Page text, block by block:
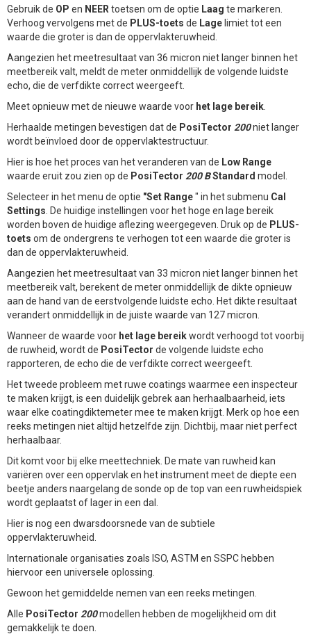
Gebruik de OP en NEER toetsen om de optie Laag te markeren.
Verhoog vervolgens met de PLUS-toets de Lagelimiet tot een
waarde die groter is dan de oppervlakteruwheid.
Aangezien het meetresultaat van 36 micron niet langer binnen het
meetbereik valt, meldt de meter onmiddellijk de volgende luidste
echo, die de verfdikte correct weergeeft.
Meet opnieuw met de nieuwe waarde voor het lage bereik
Herhaalde metingen bevestigen dat de PosiTector 200niet langer
wordt beïnvloed door de oppervlaktestructuur.
Hier is hoe het proces van het veranderen van de Low Range
waarde eruit zou zien op de PosiTector 200 BStandard model.
Selecteer in het menu de optie "Set Range" in het submenu Cal
Settings . De huidige instellingen voor het hoge en lage bereik
worden boven de huidige aflezing weergegeven. Druk op de PLUS-
toets om de ondergrens te verhogen tot een waarde die groter is
dan de oppervlakteruwheid.
Aangezien het meetresultaat van 33 micron niet langer binnen het
meetbereik valt, berekent de meter onmiddellijk de dikte opnieuw
aan de hand van de eerstvolgende luidste echo. Het dikte resultaat
verandert onmiddellijk in de juiste waarde van 127 micron.
Wanneer de waarde voor het lage bereikwordt verhoogd tot voorbij
de ruwheid, wordt de PosiTector de volgende luidste echo
rapporteren, de echo die de verfdikte correct weergeeft.
Het tweede probleem met ruwe coatings waarmee een inspecteur
te maken krijgt, is een duidelijk gebrek aan herhaalbaarheid, iets
waar elke coatingdiktemeter mee te maken krijgt. Merk op hoe een
reeks metingen niet altijd hetzelfde zijn. Dichtbij, maar niet perfect
herhaalbaar.
Dit komt voor bij elke meettechniek. De mate van ruwheid kan
variëren over een oppervlak en het instrument meet de diepte een
beetje anders naargelang de sonde op de top van een ruwheidspiek
wordt geplaatst of lager in een dal.
Hier is nog een dwarsdoorsnede van de subtiele
oppervlakteruwheid.
Internationale organisaties zoals ISO, ASTM en SSPC hebben
hiervoor een universele oplossing.
Gewoon het gemiddelde nemen van een reeks metingen.
Alle PosiTector 200modellen hebben de mogelijkheid om dit
gemakkelijk te doen.